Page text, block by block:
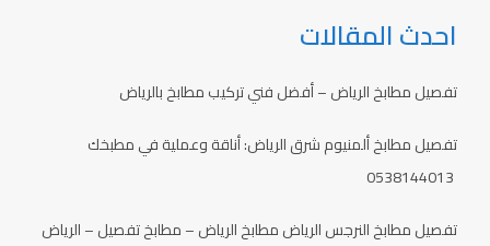
احدث المقالات
تفصيل مطابخ الرياض – أفضل فني تركيب مطابخ بالرياض
تفصيل مطابخ ألمنيوم شرق الرياض: أناقة وعملية في مطبخك
تفصيل مطابخ النرجس الرياض مطابخ الرياض – مطابخ تفصيل – الرياض